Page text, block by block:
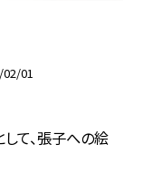
01
て、張子への絵